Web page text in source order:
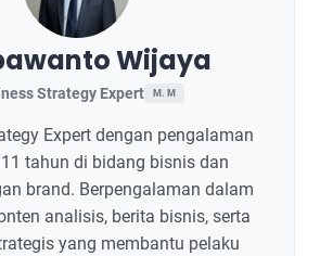
Wijaya
Strategy Expert M. M
Expert dengan pengalaman
tahun di bidang bisnis dan
brand. Berpengalaman dalam
analisis, berita bisnis, serta
yang membantu pelaku